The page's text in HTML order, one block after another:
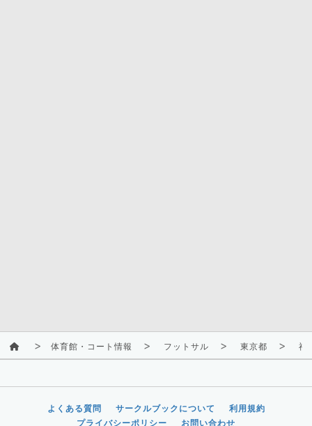
体育館・コート情報 フットサル 東京都 福
よくある質問 サークルブックについて
利用規約
プライバシーポリシー
お問い合わせ